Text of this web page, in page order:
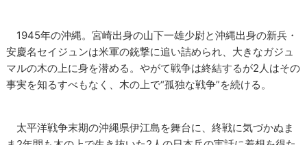
1945年の沖縄。宮崎出身の山下一雄少尉と沖縄出身の新兵・
安慶名セイジュンは米軍の銃撃に追い詰められ、大きなガジュ
マルの木の上に身を潜める。やがて戦争は終結するが2人はその
事実を知るすべもなく、木の上で“孤独な戦争”を続ける。
太平洋戦争末期の沖縄県伊江島を舞台に、終戦に気づかぬま